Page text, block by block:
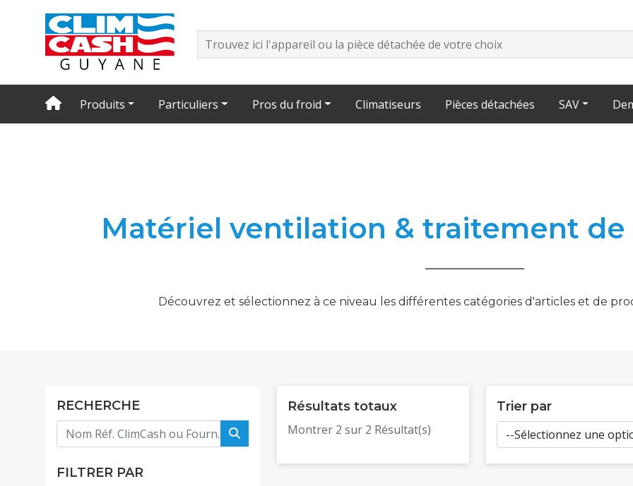
Produits Particuliers Pros du froid Climatiseurs Pièces détachées SAV
Matériel ventilation & traitement de
Découvrez et sélectionnez à ce niveau les différentes catégories d'articles et de
RECHERCHE
FILTRER PAR
Résultats totaux
Montrer 2 sur 2 Résultat(s)
Trier par